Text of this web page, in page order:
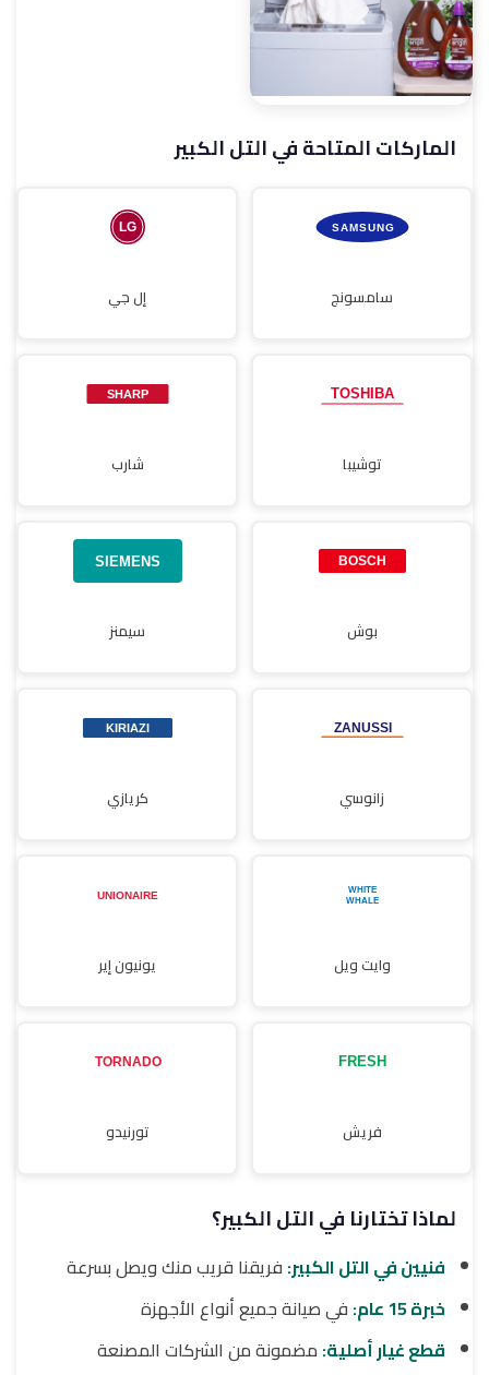
صيانة مجففات
الماركات المتاحة في التل الكبير
سامسونج إل جي
توشيبا شارب
بوش سيمنز
زانوسي كريازي
وايت ويل يونيون إير
فريش تورنيدو
لماذا تختارنا في التل الكبير؟
فنيين في التل الكبير: فريقنا قريب منك ويصل بسرعة
خبرة 15 عام:
في صيانة جميع أنواع الأجهزة
قطع غيار أصلية: مضمونة من الشركات المصنعة